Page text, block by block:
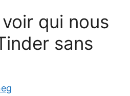
qui nous
sans